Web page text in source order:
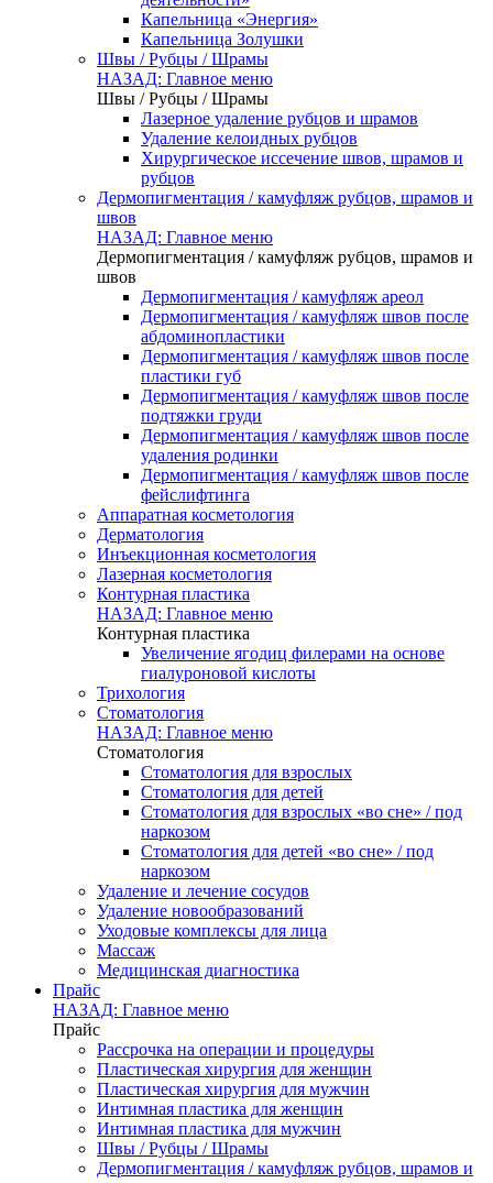
Капельница «Энергия»
Капельница Золушки
Швы / Рубцы / Шрамы
НАЗАД: Главное меню
Швы / Рубцы / Шрамы
Лазерное удаление рубцов и шрамов
Удаление келоидных рубцов
Хирургическое иссечение швов, шрамов и
рубцов
Дермопигментация / камуфляж рубцов, шрамов и
швов
НАЗАД: Главное меню
Дермопигментация / камуфляж рубцов, шрамов и
швов
Дермопигментация / камуфляж ареол
Дермопигментация / камуфляж швов после
абдоминопластики
Дермопигментация / камуфляж швов после
пластики губ
Дермопигментация / камуфляж швов после
подтяжки груди
Дермопигментация / камуфляж швов после
удаления родинки
Дермопигментация / камуфляж швов после
фейслифтинга
Аппаратная косметология
Дерматология
Инъекционная косметология
Лазерная косметология
Контурная пластика
НАЗАД: Главное меню
Контурная пластика
Увеличение ягодиц филерами на основе
гиалуроновой кислоты
Трихология
Стоматология
НАЗАД: Главное меню
Стоматология
Стоматология для взрослых
Стоматология для детей
Стоматология для взрослых «во сне» / под
наркозом
Стоматология для детей «во сне» / под
наркозом
Удаление и лечение сосудов
Удаление новообразований
Уходовые комплексы для лица
Массаж
Медицинская диагностика
Прайс
НАЗАД: Главное меню
Прайс
Рассрочка на операции и процедуры
Пластическая хирургия для женщин
Пластическая хирургия для мужчин
Интимная пластика для женщин
Интимная пластика для мужчин
Швы / Рубцы / Шрамы
Дермопигментация / камуфляж рубцов, шрамов и